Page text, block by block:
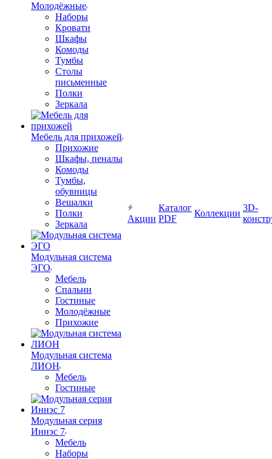
Молодёжные
Наборы
Кровати
Шкафы
Комоды
Тумбы
Столы
письменные
Полки
Зеркала
Мебель для прихожей
Прихожие
Шкафы, пеналы
Комоды
Тумбы,
обувницы
Вешалки
Полки
Зеркала
Модульная система
ЭГО
Мебель
Спальни
Гостиные
Молодёжные
Прихожие
Модульная система
ЛИОН
Мебель
Гостиные
Модульная серия
Иннэс 7
Мебель
Наборы
Акции
Каталог
PDF
Коллекции
3D-